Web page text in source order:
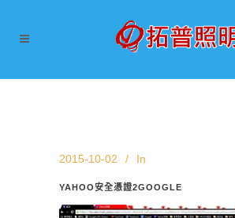
2015-10-02 In
YAHOO安全憑證2GOOGLE